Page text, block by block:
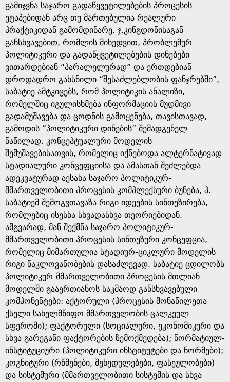
გამიჯვნა საჯარო გადაწყვეტილებების პროცესის
ეტაპებიდან არც თუ მართებულია რეალური
პრაქტიკიდან გამომდინარე. ჯ.კინგდონისაგან
განსხვავებით, რომლის მიხედვით, პრობლემურ-
პოლიტიკური და გადაწყვეტილებების დინებები
ვითარდებიან “პარალელურად” და ერთდებიან
დროდადრო გახსნილი “შესაძლებლობის ფანჯრებში”,
საბატიე ამტკიცებს, რომ პოლიტიკის ანალიზი,
რომელშიც იგულისხმება ინფორმაციის მუდმივი
გადამუშავება და ცოდნის გამოყენება, თავისთავად,
გამოდის “პოლიტიკური დინების” შემადგენელ
ნაწილად. კონცეპტუალური მოდელის
შემუშავებისათვის, რომელიც იქნებოდა ალტერნატივად
სტადიალური კონცეფციისა და ამასთან შეძლებდა
ადეკვატურად აესახა საჯარო პოლიტიკურ-
მმართველობითი პროცესის კომპლექსური ბუნება, პ.
საბატიემ შემოგვთავაზა რიგი იდეების სინთეზირება,
რომლებიც ისესხა სხვადასხვა თეორიებიდან.
ამგვარად, მან შექმნა საჯარო პოლიტიკურ-
მმართველობითი პროცესის სინთეზური კონცეფცია,
რომელიც მიმართულია სტადიურ-ციკლური მოდელის
რიგი ნაკლოვანობების დასაძლევად. საბატიე ცდილობს
პოლიტიკურ-მმართველობითი პროცესის მთლიან
მოდელში გააერთიანოს საკმაოდ განსხვავებული
კომპონენტები: აქტორული (პროცესის მონაწილეთა
ქსელი სახელმწიფო მმართველობის ცალკეულ
სფეროში); ფაქტორული (სოციალური, ეკონომიკური და
სხვა გარეგანი ფაქტორების ზემოქმედება); ნორმატიულ-
ინსტიტუციური (პოლიტიკური ინსტიტუტები და ნორმები);
კოგნიტური (რწმენები, შეხედულებები, ფასეულობები)
და სისტემური (მმართველობითი სისტემის და სხვა